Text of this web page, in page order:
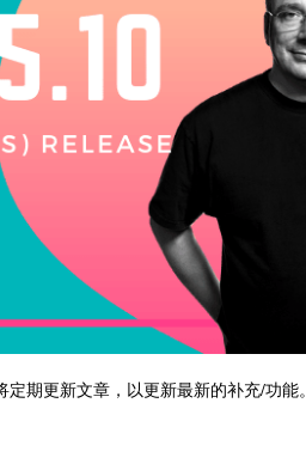
期更新文章，以更新最新的补充/功能。